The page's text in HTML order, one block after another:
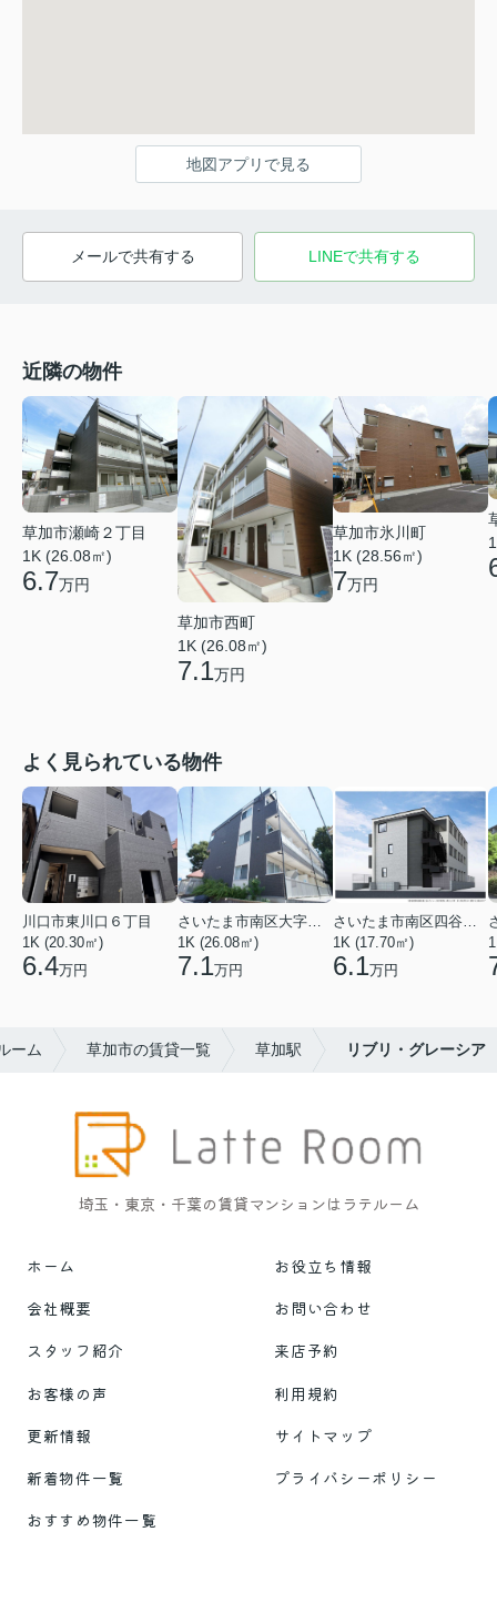
地図アプリで見る
メールで共有する LINEで共有する
近隣の物件
草加市瀬崎２丁目
1K (26.08㎡)
6.7万円
草加市西町
1K (26.08㎡)
7.1万円
草加市氷川町
1K (28.56㎡)
7万円
よく見られている物件
川口市東川口６丁目
1K (20.30㎡)
6.4万円
さいたま市南区大字太田窪
1K (26.08㎡)
7.1万円
さいたま市南区四谷２丁目
1K (17.70㎡)
6.1万円
ーム 草加市の賃貸一覧 草加駅 リブリ・グレーシア
埼玉・東京・千葉の賃貸マンションはラテルーム
ホーム
お役立ち情報
会社概要
お問い合わせ
スタッフ紹介
来店予約
お客様の声
利用規約
更新情報
サイトマップ
新着物件一覧
プライバシーポリシー
おすすめ物件一覧